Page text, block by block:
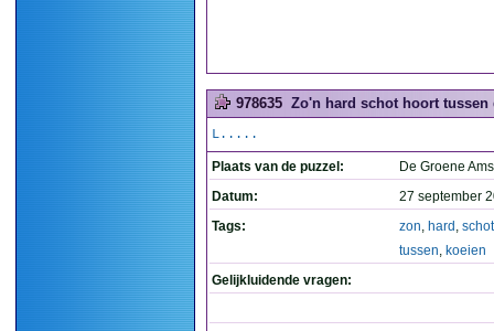
978635 Zo'n hard schot hoort tussen
L.....
Plaats van de puzzel:
De Groene
Datum:
27 september
Tags:
zon, hard , schot
tussen, koeien
Gelijkluidende vragen: